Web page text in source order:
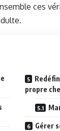
ces
propre
Gérer